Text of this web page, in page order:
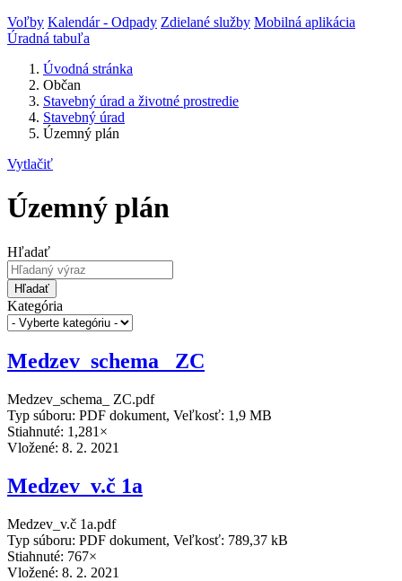
Voľby Kalendár - Odpady Zdielané služby Mobilná aplikácia
Úradná tabuľa
Úvodná stránka
Občan
Stavebný úrad a životné prostredie
Stavebný úrad
Územný plán
Vytlačiť
Územný plán
Hľadať
Hľadať
Kategória
Medzev_schema_ ZC
Medzev_schema_ ZC.pdf
Typ súboru: PDF dokument, Veľkosť: 1,9 MB
Stiahnuté: 1,281×
Vložené: 8. 2. 2021
Medzev_v.č 1a
Medzev_v.č 1a.pdf
Typ súboru: PDF dokument, Veľkosť: 789,37 kB
Stiahnuté: 767×
Vložené: 8. 2. 2021